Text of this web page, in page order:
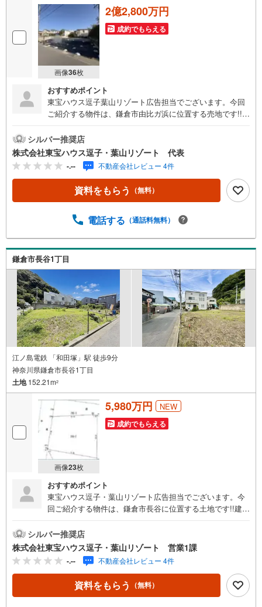
◎「会社」だけでなく、ハウスメーカー選りすぐりの「担当者」をご紹介
住宅展示場だと、担当者との出会いは巡り合わせ次第。ミラクラスマッチ
ングなら、お客様にぴったりのハウ
画像36枚
2億2,800万円
成約でもらえる
おすすめポイント
東宝ハウス逗子葉山リゾート広告担当でございます。今回
ご紹介する物件は、鎌倉市由比ガ浜に位置する売地です!!整
逗子葉山リゾート》私たちは、この地域に特化した不動産
仲介を通じて、皆さまが理想とする暮らしを実現するお手
伝いをしています。住まい選びは、単に「家を買う・借り
る」ことではなく、「どんな人生を送りたいか」を考える
大切なプロセスです。逗子・葉山には、海を望む戸建て、
緑豊かな住宅街、趣のある古民家など、さまざまな魅力的
ィの魅力まで、リアルな情報をお伝えしながら、お客様一
のそばで過ごしたい」「将来的に移住を考えている」「理
想の住まいを見つけたい」-- そんな思いをお持ちの方は、
ぜひ私たちにご相談ください。逗子・葉山の魅力を知り尽
くしたプロとして、皆さまの新しい暮らしの第一歩を全力
でサポートいたします。どうぞお気軽にお問い合わせくだ
さい。
シルバー推奨店
株式会社東宝ハウス逗子・葉山リゾート 代表
-.-- 不動産会社レビュー 4件
資料をもらう （無料）
電話する （通話料無料）
鎌倉市長谷1丁目
江ノ島電鉄 「和田塚」駅 徒歩9分
神奈川県鎌倉市長谷1丁目
土地152.21m2
画像23枚
5,980万円 NEW
成約でもらえる
おすすめポイント
東宝ハウス逗子・葉山リゾート広告担当でございます。今
回ご紹介する物件は、鎌倉市長谷に位置する土地です!!建築
おります 《東宝ハウス逗子・葉山リゾート》私たちは、こ
の地域に特化した不動産仲介を通じて、皆さまが理想とす
る暮らしを実現するお手伝いをしています。住まい選び
は、単に「家を買う・借りる」ことではなく、「どんな人
生を送りたいか」を考える大切なプロセスです。逗子・葉
山には、海を望む戸建て、緑豊かな住宅街、趣のある古民
シルバー推奨店
株式会社東宝ハウス逗子・葉山リゾート 営業1課
-.-- 不動産会社レビュー 4件
資料をもらう （無料）